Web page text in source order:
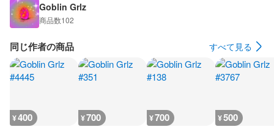
Goblin Grlz
商品数102
同じ作者の商品 すべて見る
¥400 ¥700 ¥700 ¥500